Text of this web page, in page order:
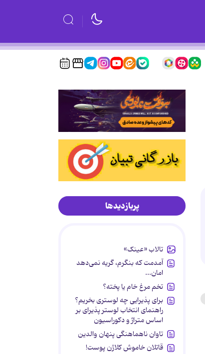
پربازدیدها
تالاب «عینک»
آمدمت که بنگرم، گریه نمی‌دهد
امان...
تخم مرغ خام یا پخته؟
برای پذیرایی چه لوستری بخریم؟
راهنمای انتخاب لوستر پذیرای بر
اساس متراژ و دکوراسیون
تاوان ناهماهنگی پنهان والدین
قاتلان خاموش کلاژن پوست!